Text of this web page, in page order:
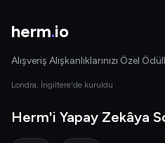
herm.io
Alışveriş Alışkanlıklarınızı Özel
Londra, İngiltere'de kuruldu
Herm'i Yapay Zekâya